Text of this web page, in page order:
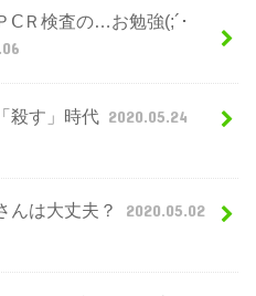
ⅭＲ検査の…お勉強(;´･
殺す」時代 2020.05.24
んは大丈夫？ 2020.05.02